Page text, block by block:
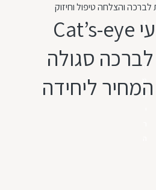
ת
ו
ג
ה
ה
לברכה והצלחה טיפול וחיזוק
עין החתול טבעי Cat’s-eye
לברכה סגולה
המחיר ליחידה